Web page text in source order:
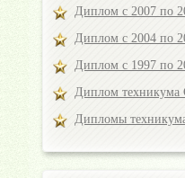
Диплом с 2007 по
Диплом с 2004 по
Диплом с 1997 по
Диплом техникума
Дипломы